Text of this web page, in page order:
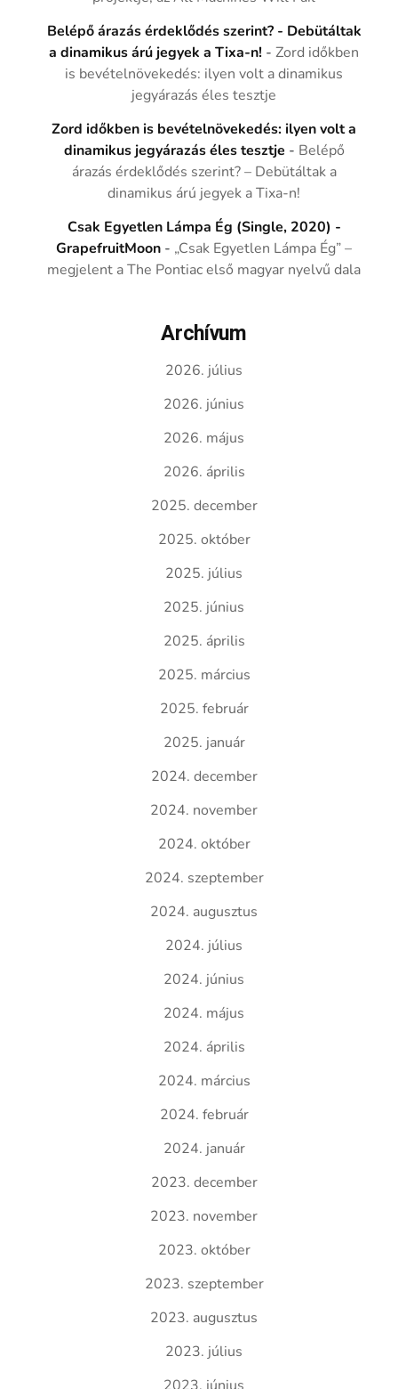
Belépő árazás érdeklődés szerint? - Debütáltak
a dinamikus árú jegyek a Tixa-n! -Zord időkben
is bevételnövekedés: ilyen volt a dinamikus
jegyárazás éles tesztje
Zord időkben is bevételnövekedés: ilyen volt a
dinamikus jegyárazás éles tesztje - Belépő
árazás érdeklődés szerint? – Debütáltak a
dinamikus árú jegyek a Tixa-n!
Csak Egyetlen Lámpa Ég (Single, 2020) -
GrapefruitMoon - „Csak Egyetlen Lámpa Ég” –
megjelent a The Pontiac első magyar nyelvű dala
Archívum
2026. július
2026. június
2026. május
2026. április
2025. december
2025. október
2025. július
2025. június
2025. április
2025. március
2025. február
2025. január
2024. december
2024. november
2024. október
2024. szeptember
2024. augusztus
2024. július
2024. június
2024. május
2024. április
2024. március
2024. február
2024. január
2023. december
2023. november
2023. október
2023. szeptember
2023. augusztus
2023. július